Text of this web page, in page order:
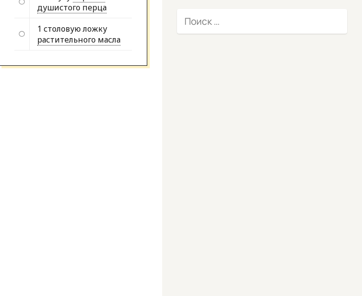
душистого перца
1 столовую ложку
растительного масла